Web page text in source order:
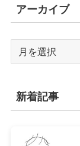
アーカイブ
イ
ブ
新着記事